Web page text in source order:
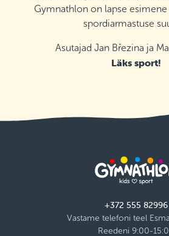
Gymnathlon on lapse
spordiarmastuse
Asutajad Jan Březina ja
Läks sport!
+372 555 82996
Vastame telefoni teel
Reedeni 9:00-